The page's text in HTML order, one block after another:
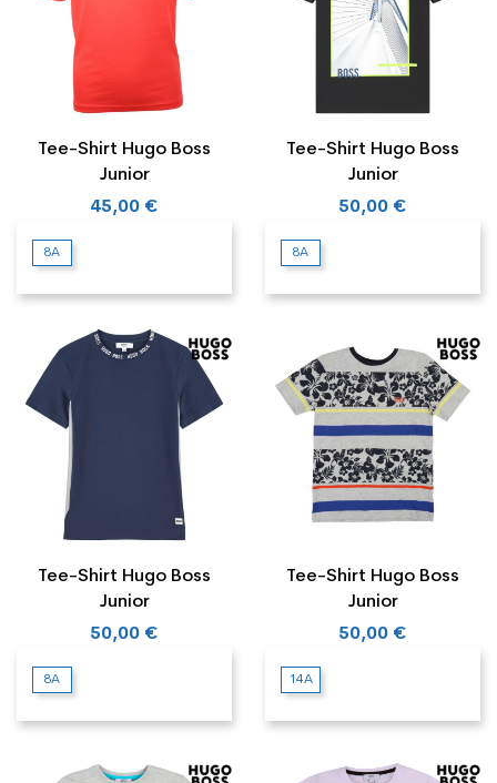
Tee-Shirt Hugo Boss
Junior
45,00 €
8A
Tee-Shirt Hugo Boss
Junior
50,00 €
8A
Tee-Shirt Hugo Boss
Junior
50,00 €
8A
Tee-Shirt Hugo Boss
Junior
50,00 €
14A